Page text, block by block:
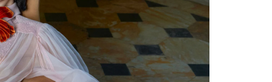
in New Tab